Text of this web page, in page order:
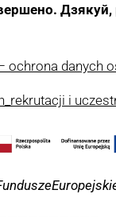
Дзякуй,
ochrona danych
i